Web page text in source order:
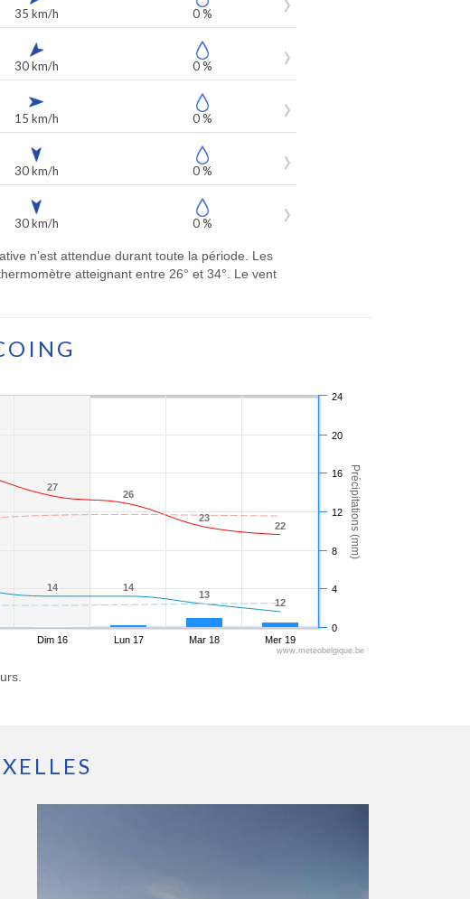
35 km/h 0 %
30 km/h 0 %
15 km/h 0 %
30 km/h 0 %
30 km/h 0 %
n’est attendue durant toute la période. Les
atteignant entre 26° et 34°. Le vent
Précipitations (mm)
27
27
26
26
23
23
22
22
14
14 14
14
13
13
12
12
Dim 16 Lun 17 Mar 18 Mer 19
0
4
8
12
16
20
24
www.meteobelgique.be